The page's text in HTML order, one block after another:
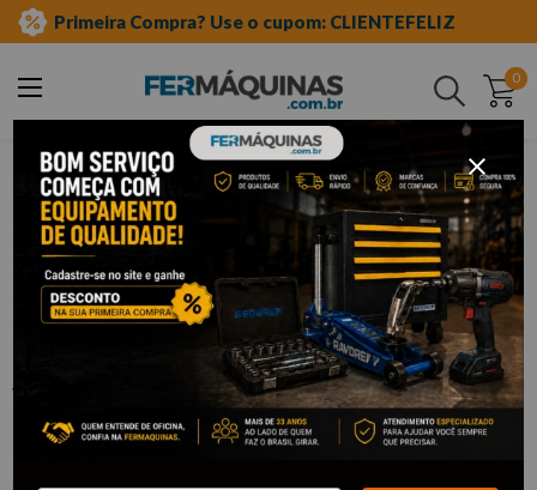
Primeira Compra? Use o cupom: CLIENTEFELIZ
0
Buscar
aditivos e lubrificantes colas e vedadores
Vedante Líquido 204 Semissecativo
100g – 69957367098 TEKBOND